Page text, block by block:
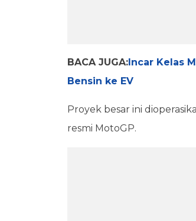
BACA JUGA:Incar Kelas
Bensin ke EV
Proyek besar ini
resmi MotoGP.